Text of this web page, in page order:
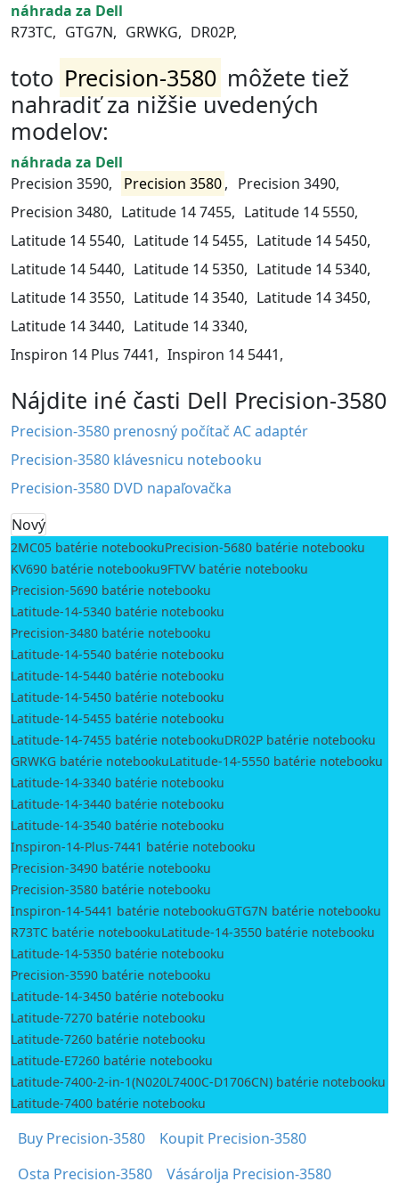
náhrada za Dell
R73TC, GTG7N, GRWKG, DR02P,
toto Precision-3580 môžete tiež
nahradiť za nižšie uvedených
modelov:
náhrada za Dell
Precision 3590,
Precision 3580, Precision 3490,
Precision 3480, Latitude 14 7455, Latitude 14 5550,
Latitude 14 5540, Latitude 14 5455, Latitude 14 5450,
Latitude 14 5440, Latitude 14 5350, Latitude 14 5340,
Latitude 14 3550, Latitude 14 3540, Latitude 14 3450,
Latitude 14 3440, Latitude 14 3340,
Inspiron 14 Plus 7441, Inspiron 14 5441,
Nájdite iné časti Dell Precision-3580
Precision-3580 prenosný počítač AC adaptér
Precision-3580 klávesnicu notebooku
Precision-3580 DVD napaľovačka
Nový
2MC05 batérie notebookuPrecision-5680 batérie notebooku
KV690 batérie notebooku9FTVV batérie notebooku
Precision-5690 batérie notebooku
Latitude-14-5340 batérie notebooku
Precision-3480 batérie notebooku
Latitude-14-5540 batérie notebooku
Latitude-14-5440 batérie notebooku
Latitude-14-5450 batérie notebooku
Latitude-14-5455 batérie notebooku
Latitude-14-7455 batérie notebookuDR02P batérie notebooku
GRWKG batérie notebookuLatitude-14-5550 batérie notebooku
Latitude-14-3340 batérie notebooku
Latitude-14-3440 batérie notebooku
Latitude-14-3540 batérie notebooku
Inspiron-14-Plus-7441 batérie notebooku
Precision-3490 batérie notebooku
Precision-3580 batérie notebooku
Inspiron-14-5441 batérie notebookuGTG7N batérie notebooku
R73TC batérie notebookuLatitude-14-3550 batérie notebooku
Latitude-14-5350 batérie notebooku
Precision-3590 batérie notebooku
Latitude-14-3450 batérie notebooku
Latitude-7270 batérie notebooku
Latitude-7260 batérie notebooku
Latitude-E7260 batérie notebooku
Latitude-7400-2-in-1(N020L7400C-D1706CN) batérie notebooku
Latitude-7400 batérie notebooku
Buy Precision-3580
Koupit Precision-3580
Osta Precision-3580
Vásárolja Precision-3580